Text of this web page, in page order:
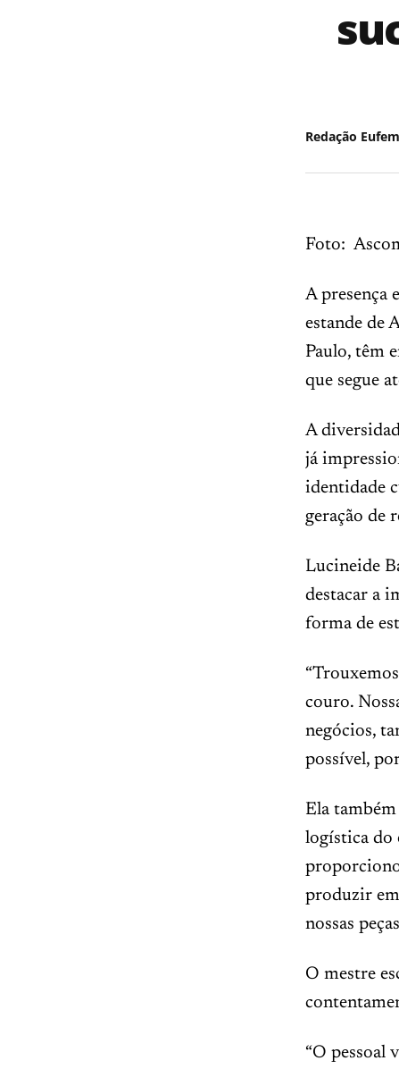
Redação
Foto:
A presença
estande de
Paulo, têm
que segue
A
já
identidade
geração de
Lucineide
destacar a
forma de
couro.
negócios,
possível,
Ela
logística do
produzir em
nossas
O mestre
“O pessoal